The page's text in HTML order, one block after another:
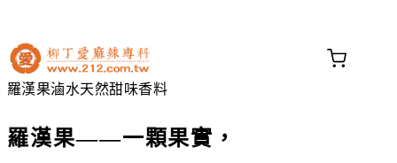
羅漢果滷水天然甜味香料
羅漢果——一顆果實，